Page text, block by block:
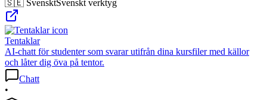
🇸🇪 SvensktSvenskt verktyg
Tentaklar
AI-chatt för studenter som svarar utifrån dina kursfiler med källor
och låter dig öva på tentor.
Chatt
•